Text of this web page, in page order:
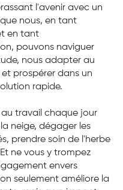
l'avenir avec un
nous, en tant
en tant
pouvons naviguer
nous adapter au
prospérer dans un
rapide.
au travail chaque jour
neige, dégager les
prendre soin de l'herbe
ne vous y trompez
envers
seulement améliore la